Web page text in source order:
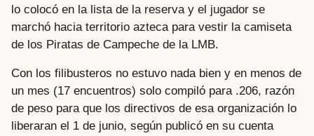
lo colocó en la lista de la reserva y el jugador se
marchó hacia territorio azteca para vestir la camiseta
de los Piratas de Campeche de la LMB.
Con los filibusteros no estuvo nada bien y en menos de
un mes (17 encuentros) solo compiló para .206, razón
de peso para que los directivos de esa organización lo
liberaran el 1 de junio, según publicó en su cuenta